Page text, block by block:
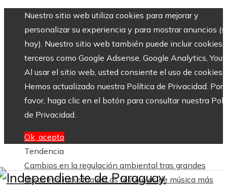
Nuestro sitio web utiliza cookies para mejorar y
personalizar su experiencia y para mostrar anuncios
hay). Nuestro sitio web también puede incluir cookies
terceros como Google Adsense, Google Analytics,
Al usar el sitio web, usted consiente el uso de cookies.
Hemos actualizado nuestra Política de Privacidad. Por
favor, haga clic en el botón para consultar nuestra
de Privacidad.
Ok, acepto
Tendencia
Cambios en la regulación ambiental tras grandes
desastres industrialesLos festivales de música más